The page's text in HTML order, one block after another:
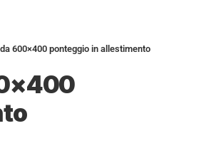
600×400 ponteggio in allestimento